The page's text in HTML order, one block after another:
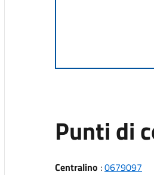
Punti di
Centralino :0679097